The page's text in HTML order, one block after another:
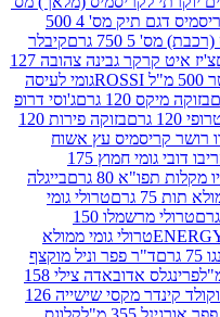
ABK מארז ממתקים גדול לקריסמיס דגם תיק מס' 4 500
קיבלר
צ'יז איט קרקר גבינה צהובה 127
גומי לעיסה
ג'וסי דרופ
בזוקה פירות 120
עץ אשוח
הריבו דובי גומי חמוץ 175
גרם
בייגלה
טרולי גומי
טרולי מרשמלו 150
גומי ממולא
פפר וניל מוקצף
פרינגלס אדובאדה צילי 158
שוקולד קינדר מקסי שישייה 126